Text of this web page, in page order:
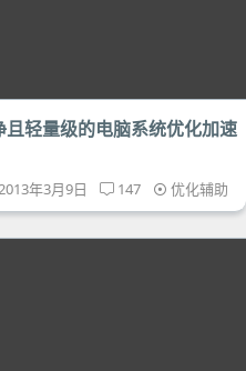
轻量级的电脑系统优化加速
年3月9日 147 优化辅助